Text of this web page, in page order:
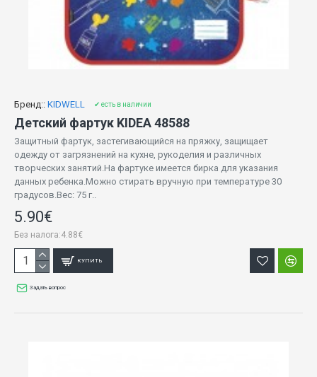
Бренд:: KIDWELL ✔ есть в наличии
Детский фартук KIDEA 48588
Защитный фартук, застегивающийся на пряжку, защищает
одежду от загрязнений на кухне, рукоделия и различных
творческих занятий.На фартуке имеется бирка для указания
данных ребенка.Можно стирать вручную при температуре 30
градусов.Вес: 75 г..
5.90€
Без налога:4.88€
КУПИТЬ
Задать вопрос